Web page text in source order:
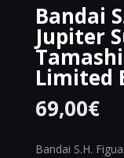
Bandai
Jupiter
Limited
69,00€
Bandai S.H.